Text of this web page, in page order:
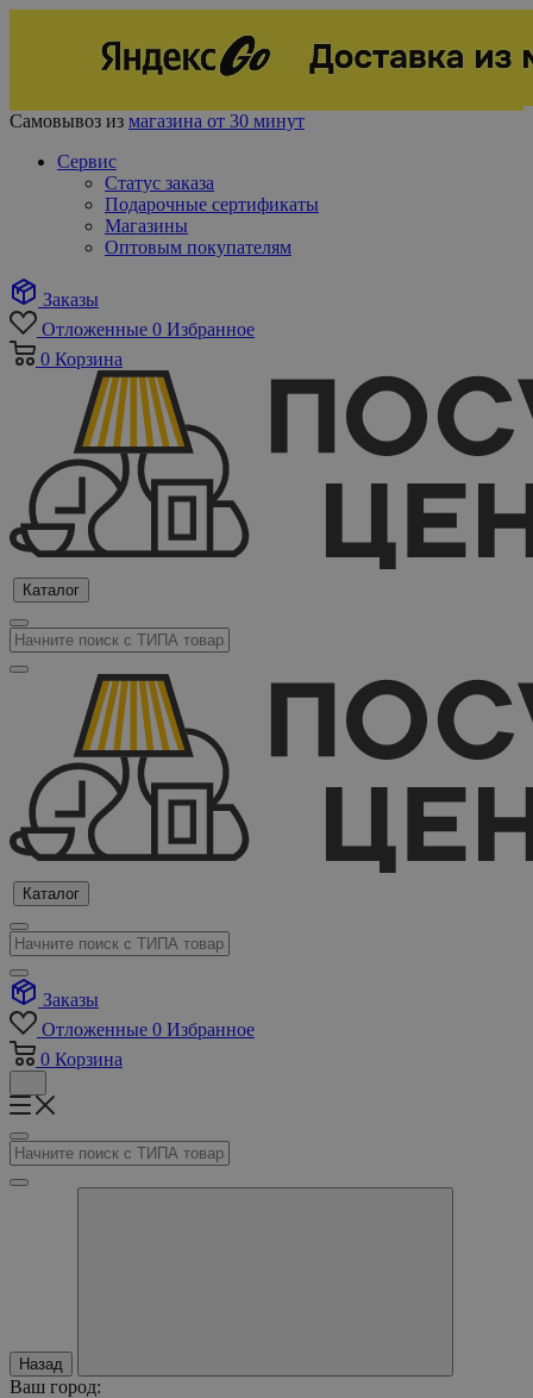
Самовывоз из магазина от 30 минут
Сервис
Статус заказа
Подарочные сертификаты
Магазины
Оптовым покупателям
Заказы
Отложенные 0 Избранное
0 Корзина
Каталог
Каталог
Заказы
Отложенные 0 Избранное
0 Корзина
Назад
Ваш город: